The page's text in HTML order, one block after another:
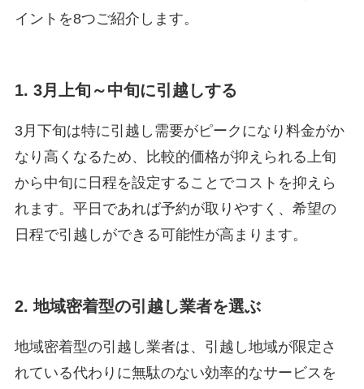
イントを8つご紹介します。
1. 3月上旬～中旬に引越しする
3月下旬は特に引越し需要がピークになり料金がか
なり高くなるため、比較的価格が抑えられる上旬
から中旬に日程を設定することでコストを抑えら
れます。平日であれば予約が取りやすく、希望の
日程で引越しができる可能性が高まります。
2. 地域密着型の引越し業者を選ぶ
地域密着型の引越し業者は、引越し地域が限定さ
れている代わりに無駄のない効率的なサービスを